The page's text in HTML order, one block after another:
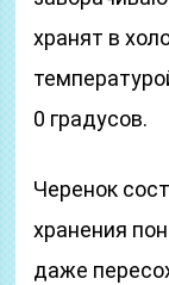
хранят в
0 градусов.
Черенок
хранения
даже